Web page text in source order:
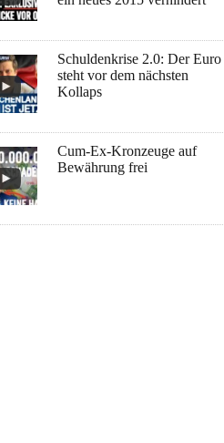
Schuldenkrise 2.0: Der Euro
steht vor dem nächsten
Kollaps
Cum-Ex-Kronzeuge auf
Bewährung frei